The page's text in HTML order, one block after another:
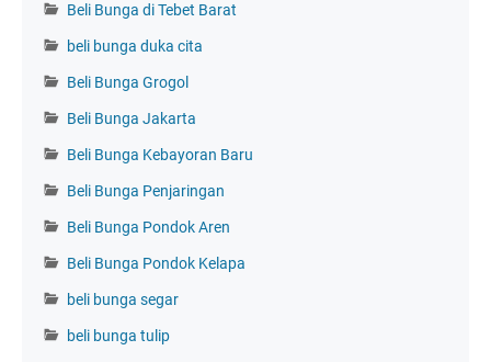
Beli Bunga di Tebet Barat
beli bunga duka cita
Beli Bunga Grogol
Beli Bunga Jakarta
Beli Bunga Kebayoran Baru
Beli Bunga Penjaringan
Beli Bunga Pondok Aren
Beli Bunga Pondok Kelapa
beli bunga segar
beli bunga tulip